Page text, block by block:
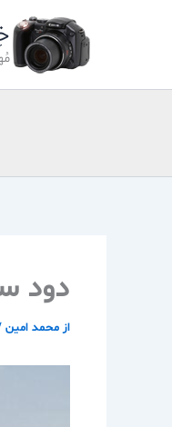
دود
از محمد امین